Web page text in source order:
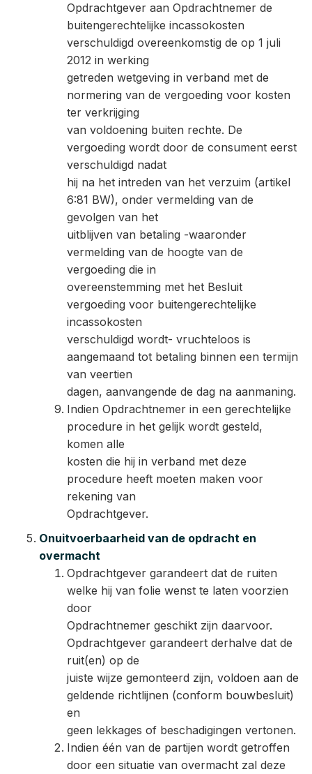
Opdrachtgever aan Opdrachtnemer de
buitengerechtelijke incassokosten
verschuldigd overeenkomstig de op 1 juli
2012 in werking
getreden wetgeving in verband met de
normering van de vergoeding voor kosten
ter verkrijging
van voldoening buiten rechte. De
vergoeding wordt door de consument eerst
verschuldigd nadat
hij na het intreden van het verzuim (artikel
6:81 BW), onder vermelding van de
gevolgen van het
uitblijven van betaling -waaronder
vermelding van de hoogte van de
vergoeding die in
overeenstemming met het Besluit
vergoeding voor buitengerechtelijke
incassokosten
verschuldigd wordt- vruchteloos is
aangemaand tot betaling binnen een termijn
van veertien
dagen, aanvangende de dag na aanmaning.
Indien Opdrachtnemer in een gerechtelijke
procedure in het gelijk wordt gesteld,
komen alle
kosten die hij in verband met deze
procedure heeft moeten maken voor
rekening van
Opdrachtgever.
Onuitvoerbaarheid van de opdracht en
overmacht
Opdrachtgever garandeert dat de ruiten
welke hij van folie wenst te laten voorzien
door
Opdrachtnemer geschikt zijn daarvoor.
Opdrachtgever garandeert derhalve dat de
ruit(en) op de
juiste wijze gemonteerd zijn, voldoen aan de
geldende richtlijnen (conform bouwbesluit)
en
geen lekkages of beschadigingen vertonen.
Indien één van de partijen wordt getroffen
door een situatie van overmacht zal deze